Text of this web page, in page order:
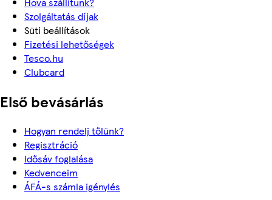
Szolgáltatás díjak
Süti beállítások
Fizetési lehetőségek
Tesco.hu
Clubcard
Első bevásárlás
Hogyan rendelj tőlünk?
Regisztráció
Idősáv foglalása
Kedvenceim
ÁFÁ-s számla igénylés